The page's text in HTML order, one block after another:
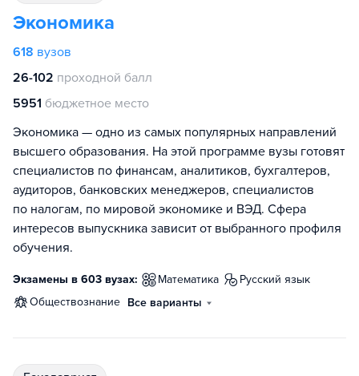
Экономика
618 вузов
26-102 проходной балл
5951 бюджетное место
Экономика — одно из самых популярных направлений
высшего образования. На этой программе вузы готовят
специалистов по финансам, аналитиков, бухгалтеров,
аудиторов, банковских менеджеров, специалистов
по налогам, по мировой экономике и ВЭД. Сфера
интересов выпускника зависит от выбранного профиля
обучения.
Экзамены в 603 вузах: математика
русский язык
обществознание Все варианты